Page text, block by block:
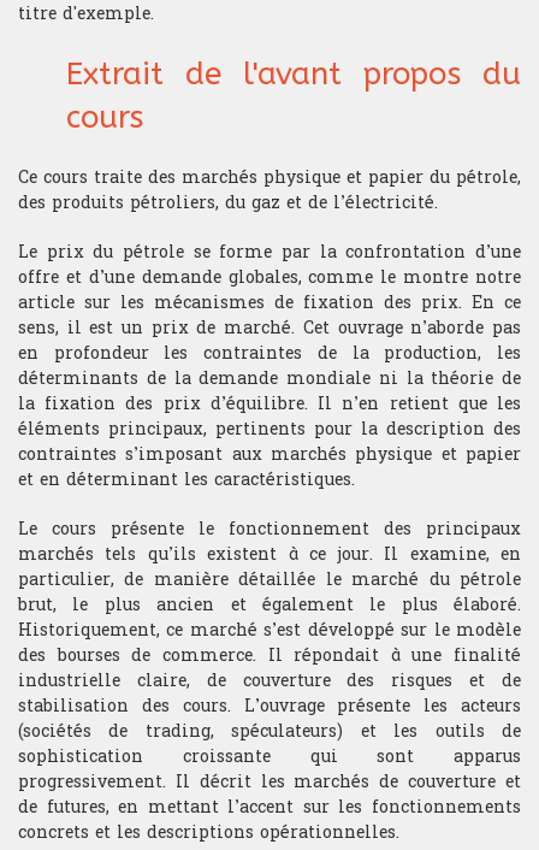
RECHERCHE
Optimisation de portfolio
Trading HF
Bourse de recherche
titre d'exemple.
Extrait de l'avant propos du
cours
Ce cours traite des marchés physique et papier du pétrole,
des produits pétroliers, du gaz et de l’électricité.
Le prix du pétrole se forme par la confrontation d’une
offre et d’une demande globales, comme le montre notre
article sur les mécanismes de fixation des prix. En ce
sens, il est un prix de marché. Cet ouvrage n’aborde pas
en profondeur les contraintes de la production, les
déterminants de la demande mondiale ni la théorie de
la fixation des prix d’équilibre. Il n’en retient que les
éléments principaux, pertinents pour la description des
contraintes s’imposant aux marchés physique et papier
et en déterminant les caractéristiques.
Le cours présente le fonctionnement des principaux
marchés tels qu’ils existent à ce jour. Il examine, en
particulier, de manière détaillée le marché du pétrole
brut, le plus ancien et également le plus élaboré.
Historiquement, ce marché s’est développé sur le modèle
des bourses de commerce. Il répondait à une finalité
industrielle claire, de couverture des risques et de
stabilisation des cours. L’ouvrage présente les acteurs
(sociétés de trading, spéculateurs) et les outils de
sophistication croissante qui sont apparus
progressivement. Il décrit les marchés de couverture et
de futures, en mettant l’accent sur les fonctionnements
concrets et les descriptions opérationnelles.